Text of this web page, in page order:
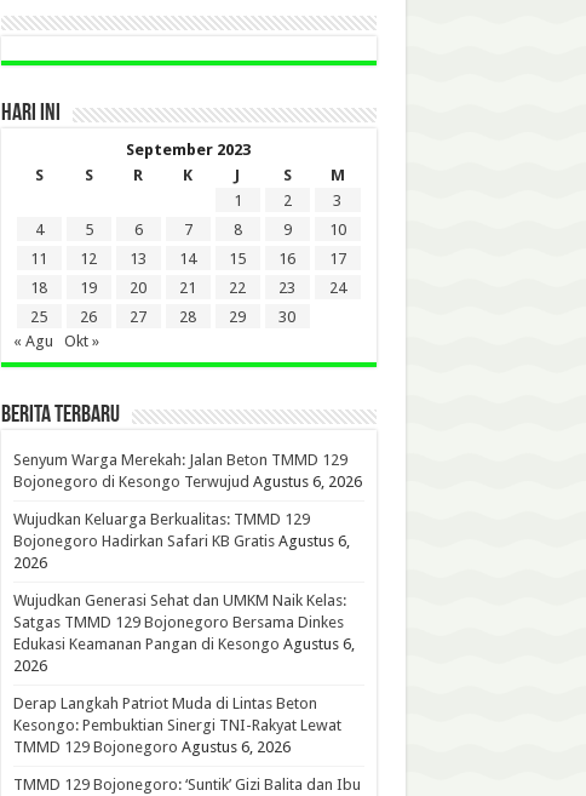
HARI INI
September 2023
S
S R K J S
M
1
2
3
4
5 6 7 8 9
10
11
12 13 14 15 16
17
18
19 20 21 22 23
24
25
26 27 28 29
30
« Agu
Okt »
BERITA TERBARU
Senyum Warga Merekah: Jalan Beton TMMD 129
Bojonegoro di Kesongo Terwujud Agustus 6, 2026
Wujudkan Keluarga Berkualitas: TMMD 129
Bojonegoro Hadirkan Safari KB Gratis Agustus 6,
2026
Wujudkan Generasi Sehat dan UMKM Naik Kelas:
Satgas TMMD 129 Bojonegoro Bersama Dinkes
Edukasi Keamanan Pangan di Kesongo Agustus 6,
2026
Derap Langkah Patriot Muda di Lintas Beton
Kesongo: Pembuktian Sinergi TNI-Rakyat Lewat
TMMD 129 Bojonegoro Agustus 6, 2026
TMMD 129 Bojonegoro: ‘Suntik’ Gizi Balita dan Ibu